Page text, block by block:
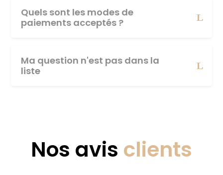
Quels sont les modes de
paiements acceptés ?
Ma question n'est pas dans la
liste
Nos avis clients